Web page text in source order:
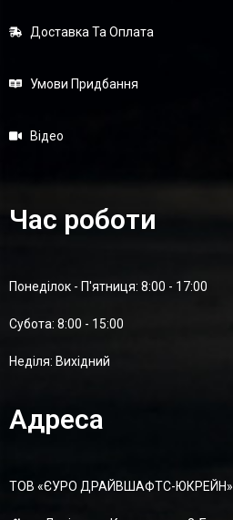
Доставка Та Оплата
Умови Придбання
Відео
Час роботи
Понеділок - П'ятниця: 8:00 - 17:00
Суботa: 8:00 - 15:00
Неділя: Вихідний
Адреса
ТОВ «ЄУРО ДРАЙВШАФТC-ЮКРЕЙН»